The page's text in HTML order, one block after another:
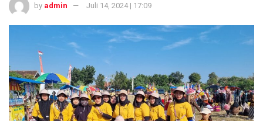
by admin Juli 14, 2024 | 17:09